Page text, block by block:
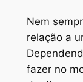
Nem
relação a
fazer no